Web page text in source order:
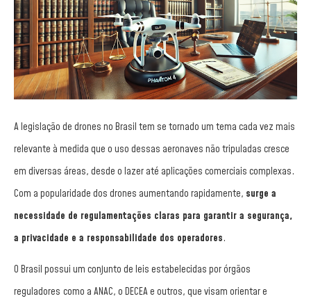
A legislação de drones no Brasil tem se tornado um tema cada vez mais
relevante à medida que o uso dessas aeronaves não tripuladas cresce
em diversas áreas, desde o lazer até aplicações comerciais complexas.
Com a popularidade dos drones aumentando rapidamente, surge a
necessidade de regulamentações claras para garantir a segurança,
a privacidade e a responsabilidade dos operadores.
O Brasil possui um conjunto de leis estabelecidas por órgãos
reguladores como a ANAC, o DECEA e outros, que visam orientar e